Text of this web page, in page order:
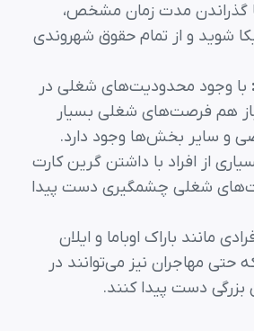
گذراندن مدت زمان مشخص،
شوید و از تمام حقوق شهروندی
: با وجود محدودیت‌های شغلی در
هم فرصت‌های شغلی بسیار
و سایر بخش‌ها وجود دارد.
از افراد با داشتن گرین کارت
شغلی چشمگیری دست پیدا
مانند باراک اوباما و ایلان
حتی مهاجران نیز می‌توانند در
بزرگی دست پیدا کنند.